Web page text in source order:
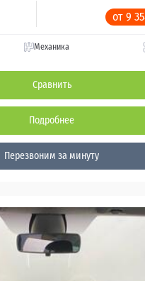
от 9
Механика
Сравнить
Подробнее
Перезвоним за минуту